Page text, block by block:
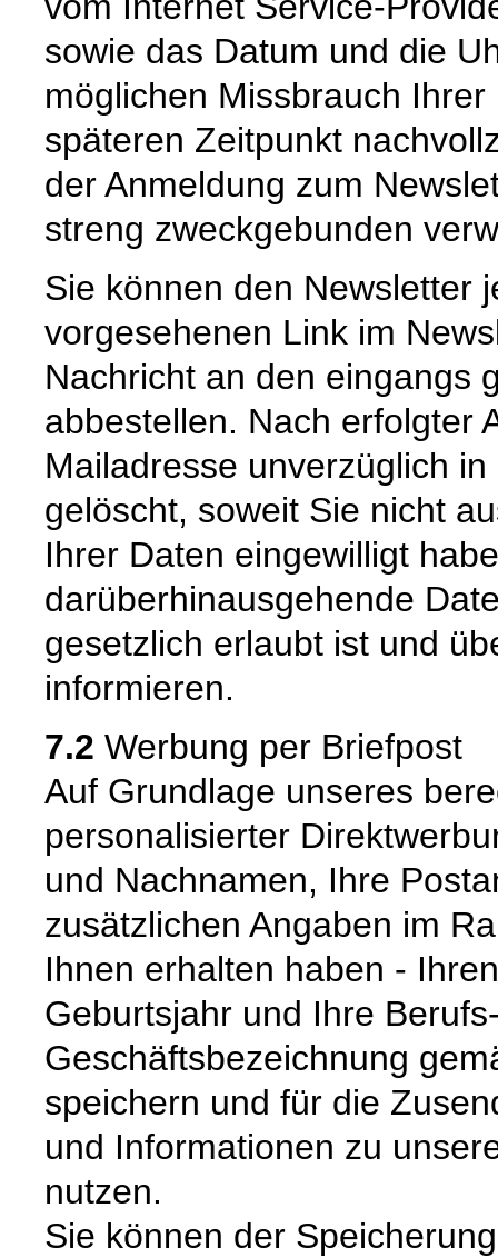
sowie das Datum und die
möglichen Missbrauch
späteren Zeitpunkt
der Anmeldung zum
streng zweckgebunden
Sie können den Newsletter
vorgesehenen Link im
Nachricht an den eingangs
abbestellen. Nach erfolgter
Mailadresse unverzüglich
gelöscht, soweit Sie nicht
Ihrer Daten eingewilligt
darüberhinausgehende
gesetzlich erlaubt ist und
informieren.
7.2 Werbung per Briefpost
Auf Grundlage unseres
personalisierter
und Nachnamen, Ihre
zusätzlichen Angaben im
Ihnen erhalten haben -
Geburtsjahr und Ihre
Geschäftsbezeichnung
speichern und für die
und Informationen zu
nutzen.
Sie können der